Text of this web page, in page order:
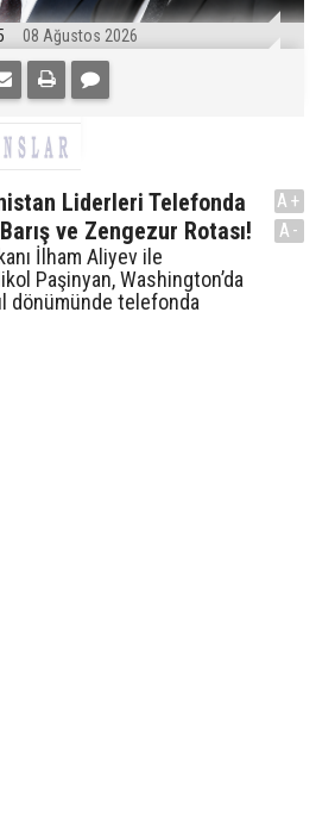
08 Ağustos 2026
Liderleri Telefonda
ve Zengezur Rotası!
İlham Aliyev ile
Paşinyan, Washington’da
dönümünde telefonda
A+
A-